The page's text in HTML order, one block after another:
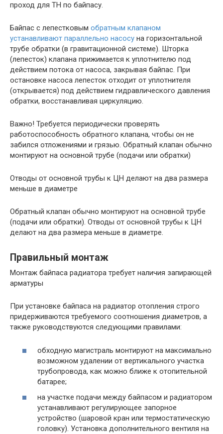
проход для ТН по байпасу.
Байпас с лепестковым обратным клапаном
устанавливают параллельно насосу на горизонтальной
трубе обратки (в гравитационной системе). Шторка
(лепесток) клапана прижимается к уплотнителю под
действием потока от насоса, закрывая байпас. При
остановке насоса лепесток отходит от уплотнителя
(открывается) под действием гидравлического давления
обратки, восстанавливая циркуляцию.
Важно! Требуется периодически проверять
работоспособность обратного клапана, чтобы он не
забился отложениями и грязью. Обратный клапан обычно
монтируют на основной трубе (подачи или обратки)
Отводы от основной трубы к ЦН делают на два размера
меньше в диаметре
Обратный клапан обычно монтируют на основной трубе
(подачи или обратки). Отводы от основной трубы к ЦН
делают на два размера меньше в диаметре.
Правильный монтаж
Монтаж байпаса радиатора требует наличия запирающей
арматуры
При установке байпаса на радиатор отопления строго
придерживаются требуемого соотношения диаметров, а
также руководствуются следующими правилами:
обходную магистраль монтируют на максимально
возможном удалении от вертикального участка
трубопровода, как можно ближе к отопительной
батарее;
на участке подачи между байпасом и радиатором
устанавливают регулирующее запорное
устройство (шаровой кран или термостатическую
головку). Установка дополнительного вентиля на